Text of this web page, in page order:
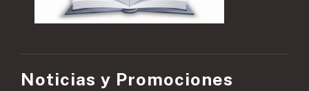
Noticias y Promociones